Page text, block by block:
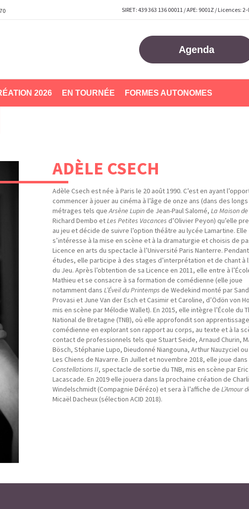
SIRET: 439 363 136 00011 / APE: 9001Z / Licences:
Agenda
2026 EN TOURNÉE FORMES AUTONOMES
ADÈLE CSECH
Adèle Csech est née à Paris le 20 août 1990. C’est en ayant
commencer à jouer au cinéma à l’âge de onze ans (dans des longs
métrages tels queArsène Lupinde Jean-Paul Salomé, La Maison
Richard Dembo etLes Petites Vacances d’Olivier Peyon) qu’elle
au jeu et décide de suivre l’option théâtre au lycée Lamartine. Elle
s’intéresse à la mise en scène et à la dramaturgie et choisis de
Licence en arts du spectacle à l’Université Paris Nanterre.
études, elle participe à des stages d’interprétation et de chant à
du Jeu. Après l’obtention de sa Licence en 2011, elle entre à
Mathieu et se consacre à sa formation de comédienne (elle joue
notamment dans L’Éveil du Printemps de Wedekind monté par
Provasi et June Van der Esch et Casimir et Caroline, d’Ödön von
mis en scène par Mélodie Wallet). En 2015, elle intègre l’École du
National de Bretagne (TNB), où elle approfondit son
comédienne en explorant son rapport au corps, au texte et à la
contact de professionnels tels que Stuart Seide, Arnaud Churin,
Bösch, Stéphanie Lupo, Dieudonné Niangouna, Arthur Nauzyciel
Les Chiens de Navarre. En Juillet et novembre 2018, elle joue dans
Constellations II, spectacle de sortie du TNB, mis en scène par Eric
Lacascade. En 2019 elle jouera dans la prochaine création de
Windelschmidt (Compagnie Dérézo) et sera à l’affiche de L’Amour
Micaël Dacheux (sélection ACID 2018).